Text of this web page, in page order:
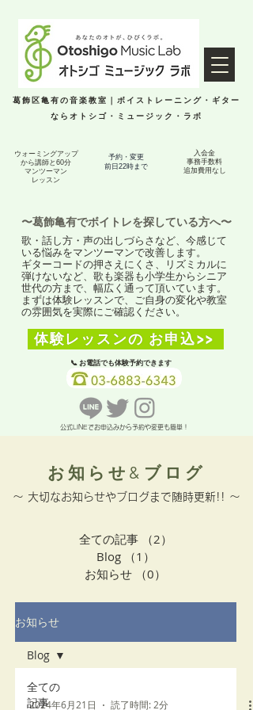
葛飾区亀有の音楽教室｜ボイストレーニング・ギター
ならオトシゴ・ミュージック・ラボ
予約・変更
​前日22時まで
ウォーミングアップ
から講師と60分
マンツーマン
レッスン
入会金
事務手数料
​追加費用なし
体験レッスンの お申込>>
📞 お電話でも体験予約できます
公式LINEでお申込みから予約や変更も簡単！
〜葛飾亀有でボイトレを探している方へ〜
歌・話し方・声の出しづらさなど、今感じて
いる悩みをマンツーマンで改善します。
ギターコードの押さえにくさ、リズミカルに
弾けないなど、歌も楽器も小学生からシニア
世代の方まで、幅広く通って頂いています。
​まずは体験レッスンで、ご自身の変化や教室
の雰囲気を実際にご確認ください。
お知らせ&ブログ
〜 大切なお知らせやブログまで随時更新!! 〜
全ての記事 （2）
Blog
（1）
お知らせ
（0）
お知らせ
全ての
記事
Blog
2024年6月21日 読了時間: 2分